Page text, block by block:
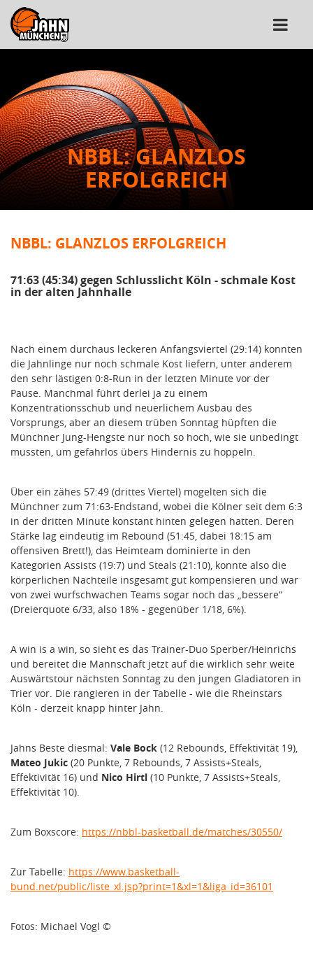
NBBL: GLANZLOS
ERFOLGREICH
NBBL: GLANZLOS ERFOLGREICH
71:63 (45:34) gegen Schlusslicht Köln - schmale Kost
in der alten Jahnhalle
Nach einem durchaus leckeren Anfangsviertel (29:14) konnten
die Jahnlinge nur noch schmale Kost liefern, unter anderem
den sehr lästigen 0:8-Run in der letzten Minute vor der
Pause. Manchmal führt derlei ja zu einem
Konzentrationsschub und neuerlichem Ausbau des
Vorsprungs, aber an diesem trüben Sonntag hüpften die
Münchner Jung-Hengste nur noch so hoch, wie sie unbedingt
mussten, um gefahrlos übers Hindernis zu hoppeln.
Über ein zähes 57:49 (drittes Viertel) mogelten sich die
Münchner zum 71:63-Endstand, wobei die Kölner seit dem 6:3
in der dritten Minute konstant hinten gelegen hatten. Deren
Stärke lag eindeutig im Rebound (51:45, dabei 18:15 am
offensiven Brett!), das Heimteam dominierte in den
Kategorien Assists (19:7) und Steals (21:10), konnte also die
körperlichen Nachteile insgesamt gut kompensieren und war
von zwei wurfschwachen Teams sogar noch das „bessere“
(Dreierquote 6/33, also 18% - gegenüber 1/18, 6%).
A win is a win, so sieht es das Trainer-Duo Sperber/Heinrichs
und bereitet die Mannschaft jetzt auf die wirklich sehr weite
Auswärtstour nächsten Sonntag zu den jungen Gladiatoren in
Trier vor. Die rangieren in der Tabelle - wie die Rheinstars
Köln - derzeit knapp hinter Jahn.
Jahns Beste diesmal: Vale Bock (12 Rebounds, Effektivität 19),
Mateo Jukic (20 Punkte, 7 Rebounds, 7 Assists+Steals,
Effektivität 16) und Nico Hirtl (10 Punkte, 7 Assists+Steals,
Effektivität 10).
Zum Boxscore: https://nbbl-basketball.de/matches/30550/
Zur Tabelle: https://www.basketball-
bund.net/public/liste_xl.jsp?print=1&xl=1&liga_id=36101
Fotos: Michael Vogl ©